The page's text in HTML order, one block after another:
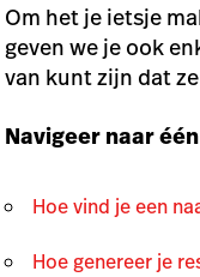
Om het je ietsje
geven we je ook
van kunt zijn dat
Navigeer naar
Hoe vind je een
Hoe genereer je